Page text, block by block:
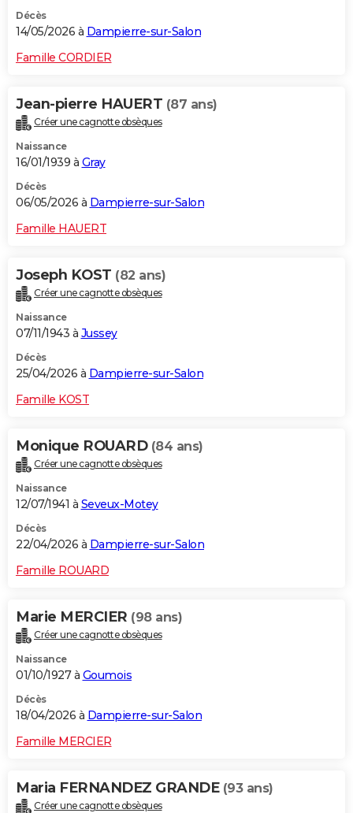
Décès
14/05/2026 à Dampierre-sur-Salon
Famille CORDIER
Jean-pierre HAUERT (87 ans)
Créer une cagnotte obsèques
Naissance
16/01/1939 à Gray
Décès
06/05/2026 à Dampierre-sur-Salon
Famille HAUERT
Joseph KOST (82 ans)
Créer une cagnotte obsèques
Naissance
07/11/1943 à Jussey
Décès
25/04/2026 à Dampierre-sur-Salon
Famille KOST
Monique ROUARD (84 ans)
Créer une cagnotte obsèques
Naissance
12/07/1941 à Seveux-Motey
Décès
22/04/2026 à Dampierre-sur-Salon
Famille ROUARD
Marie MERCIER (98 ans)
Créer une cagnotte obsèques
Naissance
01/10/1927 à Goumois
Décès
18/04/2026 à Dampierre-sur-Salon
Famille MERCIER
Maria FERNANDEZ GRANDE (93 ans)
Créer une cagnotte obsèques